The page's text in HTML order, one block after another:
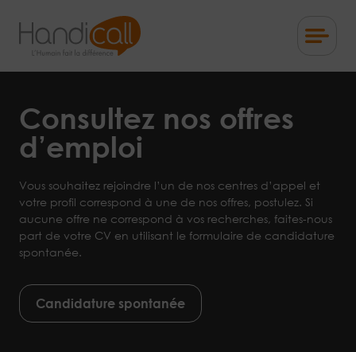
content
différence
Consultez nos offres
d’emploi
Vous souhaitez rejoindre l’un de nos centres d’appel et
votre profil correspond à une de nos offres, postulez. Si
aucune offre ne correspond à vos recherches, faites-nous
part de votre CV en utilisant le formulaire de candidature
spontanée.
Candidature spontanée